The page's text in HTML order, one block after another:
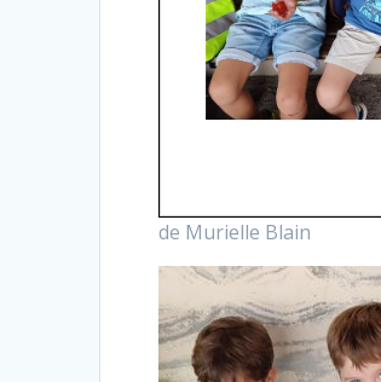
de Murielle Blain